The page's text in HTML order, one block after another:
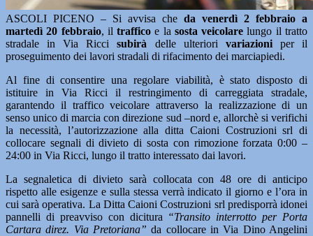
ASCOLI PICENO – Si avvisa che da venerdì 2 febbraio a
martedì 20 febbraio, iltraffico e la sosta veicolare lungo il tratto
stradale in Via Riccisubirà delle ulteriori variazioniper il
proseguimento dei lavori stradali di rifacimento dei marciapiedi.
Al fine di consentire una regolare viabilità, è stato disposto di
istituire in Via Ricci il restringimento di carreggiata stradale,
garantendo il traffico veicolare attraverso la realizzazione di un
senso unico di marcia con direzione sud –nord e, allorchè si verifichi
la necessità, l’autorizzazione alla ditta Caioni Costruzioni srl di
collocare segnali di divieto di sosta con rimozione forzata 0:00 –
24:00 in Via Ricci, lungo il tratto interessato dai lavori.
La segnaletica di divieto sarà collocata con 48 ore di anticipo
rispetto alle esigenze e sulla stessa verrà indicato il giorno e l’ora in
cui sarà operativa. La Ditta Caioni Costruzioni srl predisporrà idonei
pannelli di preavviso con dicitura “Transito interrotto per Porta
Cartara direz. Via Pretoriana” da collocare in Via Dino Angelini